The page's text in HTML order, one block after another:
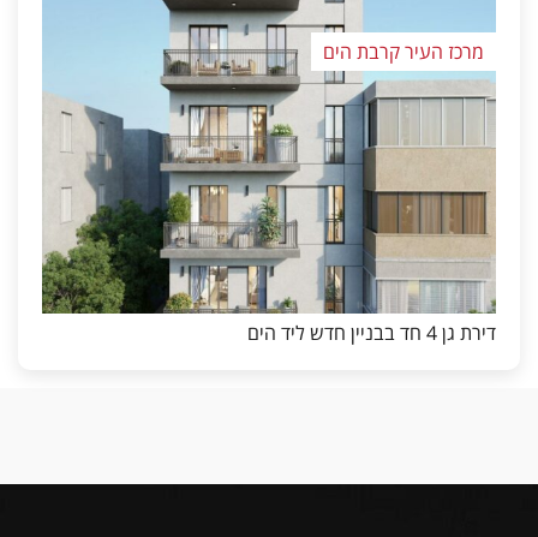
מרכז העיר קרבת הים
דירת גן 4 חד בבניין חדש ליד הים